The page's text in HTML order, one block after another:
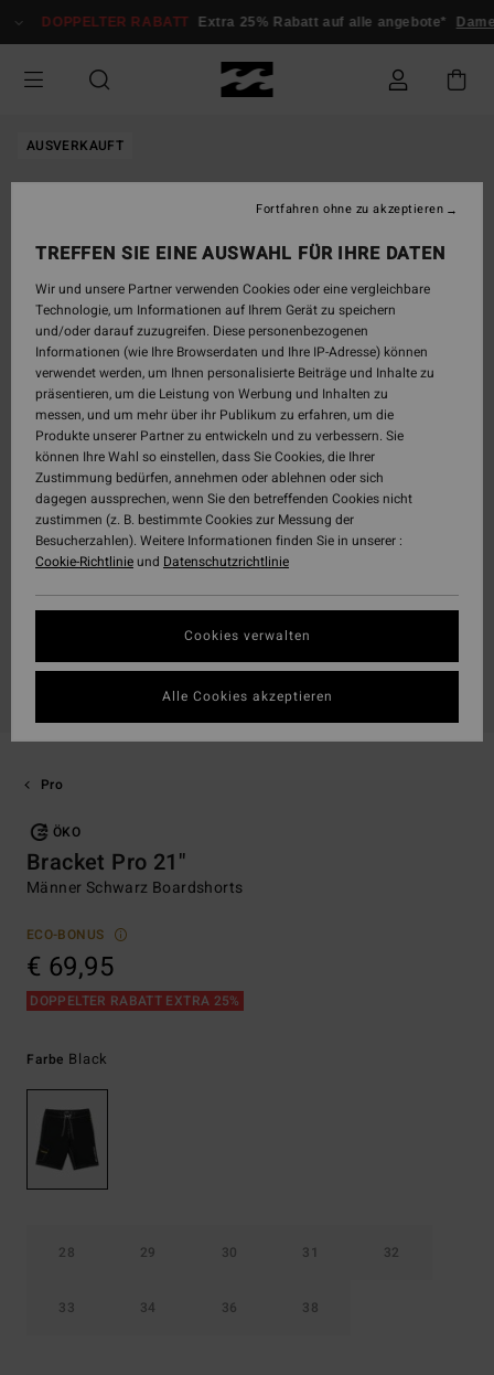
zur
springen
DOPPELTER RABATT Extra 25% Rabatt auf alle angebote*
AUSVERKAUFT
Pro
ÖKO
Bracket Pro 21"
Männer Schwarz Boardshorts
ECO-BONUS
€ 69,95
DOPPELTER RABATT EXTRA 25%
Farbe Black
28 29 30 31 32
33 34 36 38
TREFFEN SIE EINE AUSWAHL FÜR IHRE DATEN
Wir und unsere Partner verwenden Cookies oder eine vergleichbare
Technologie, um Informationen auf Ihrem Gerät zu speichern
und/oder darauf zuzugreifen. Diese personenbezogenen
Informationen (wie Ihre Browserdaten und Ihre IP-Adresse) können
verwendet werden, um Ihnen personalisierte Beiträge und Inhalte zu
präsentieren, um die Leistung von Werbung und Inhalten zu
messen, und um mehr über ihr Publikum zu erfahren, um die
Produkte unserer Partner zu entwickeln und zu verbessern. Sie
können Ihre Wahl so einstellen, dass Sie Cookies, die Ihrer
Zustimmung bedürfen, annehmen oder ablehnen oder sich
dagegen aussprechen, wenn Sie den betreffenden Cookies nicht
zustimmen (z. B. bestimmte Cookies zur Messung der
Besucherzahlen). Weitere Informationen finden Sie in unserer :
Cookie-Richtlinieund Datenschutzrichtlinie
Cookies verwalten
Fortfahren ohne zu akzeptieren
Alle Cookies akzeptieren